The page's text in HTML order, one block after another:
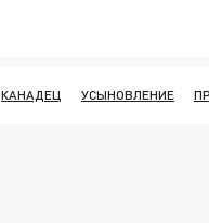
КАНАДЕЦ УСЫНОВЛЕНИЕ